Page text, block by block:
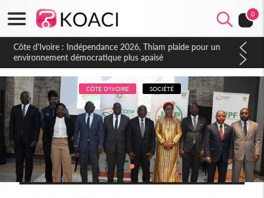
0
Côte d'Ivoire : Indépendance 2026, Thiam plaide pour un
environnement démocratique plus apaisé
CÔTE D'IVOIRE SOCIÉTÉ